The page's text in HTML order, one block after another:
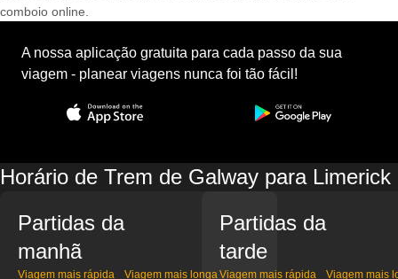
comboio online.
A nossa aplicação gratuita para cada passo da sua
viagem - planear viagens nunca foi tão fácil!
Horário de Trem de Galway para Limerick
Partidas da
manhã
Viagem mais rápida Viagem mais longa
Partidas da
tarde
Viagem mais rápida Viagem mais